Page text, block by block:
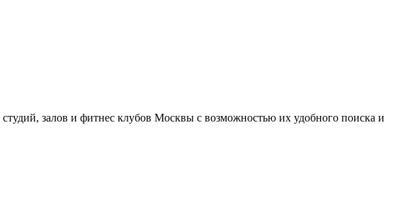
залов и фитнес клубов Москвы с возможностью их удобного поиска и